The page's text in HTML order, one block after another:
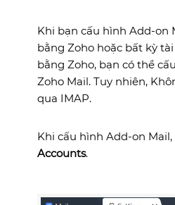
Khi bạn cấu hình Add-on
bằng Zoho hoặc bất kỳ
bằng Zoho, bạn có thể
Zoho Mail. Tuy nhiên,
qua IMAP.
Khi cấu hình Add-on
Accounts.